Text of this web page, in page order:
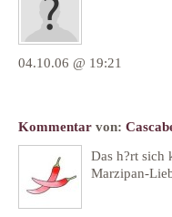
04.10.06 @ 19:21
Kommentar von:
Das h?rt sich
Marzipan-